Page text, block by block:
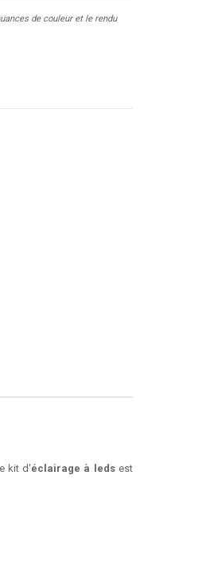
de couleur et le rendu
kit d'éclairage à ledsest